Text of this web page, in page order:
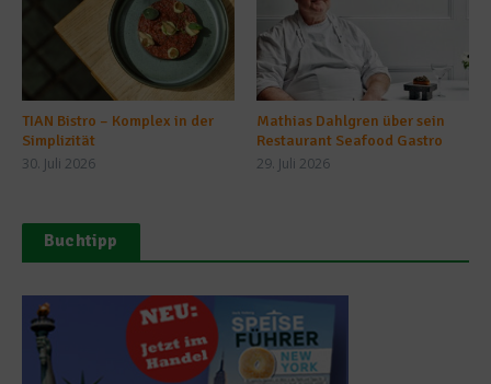
TIAN Bistro – Komplex in der
Simplizität
30. Juli 2026
Mathias Dahlgren über sein
Restaurant Seafood Gastro
29. Juli 2026
Buchtipp